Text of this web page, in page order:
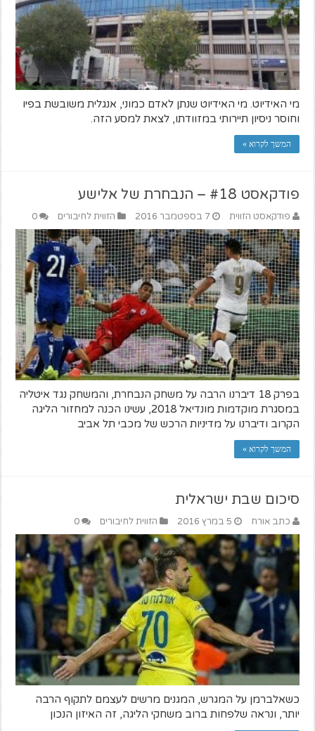
מי האידיוט. מי האידיוט שנתן לאדם כמוני, אנגלית משובשת בפיו
וחוסר ניסיון תיירותי במזוודתו, לצאת למסע הזה.
המשך לקרוא »
פודקאסט #18 – הנבחרת של אלישע
פודקאסט הזווית 7 בספטמבר 2016 הזווית לחיבורים 0
בפרק 18 דיברנו הרבה על משחק הנבחרת, והמשחק נגד איטליה
במסגרת מוקדמות מונדיאל 2018, עשינו הכנה למחזור הליגה
הקרוב ודיברנו על מדיניות הרכש של מכבי תל אביב
המשך לקרוא »
סיכום שבת ישראלית
כתב אורח 5 במרץ 2016 הזווית לחיבורים 0
כשאלברמן על המגרש, המגנים מרשים לעצמם לתקוף הרבה
יותר, ונראה שלפחות ברוב משחקי הליגה, זה האיזון הנכון